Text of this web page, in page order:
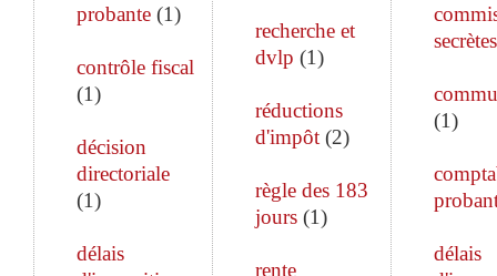
probante (1)
contrôle fiscal
(1)
décision
directoriale
(1)
délais
recherche et
dvlp (1)
réductions
d'impôt(2)
règle des 183
jours(1)
rente
secrètes
(1)
délais